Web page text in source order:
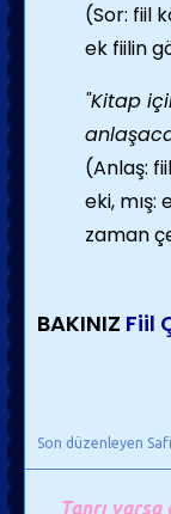
(Sor: fiil
ek fiilin
"Kitap
(Anlaş:
eki,
zaman
BAKINIZ Fiil
Son düzenleyen
Tanrı varsa